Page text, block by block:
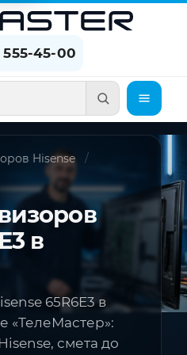
555-45-00
Hisense
в
65R6E3 в
«ТелеМастер»:
смета до